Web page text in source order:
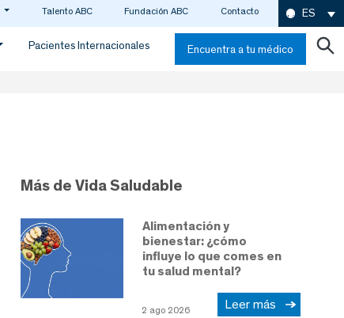
Talento ABC Fundación ABC Contacto ES
Pacientes Internacionales Encuentra a tu médico
Más de Vida Saludable
Alimentación y
bienestar: ¿cómo
influye lo que comes en
tu salud mental?
2 ago 2026 Leer más